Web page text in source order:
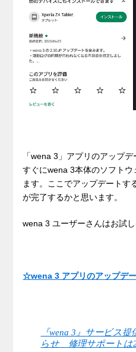
「wena 3」アプリのアップ
すぐにwena 3本体のソフト
ます。ここでアップデートす
が完了するかと思います。
wena 3 ユーザーさんはお試
☆wena 3 アプリのアップデ
『wena 3』サービス
らせ 修理サポートは